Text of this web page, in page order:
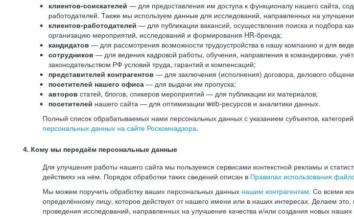
клиентов-соискателей — для предоставления им доступа к функционалу нашего сайта,
работодателей. Также мы используем данные для исследований, направленных на
клиентов-работодателей — для публикации вакансий, осуществления поиска и подбора
организацию мероприятий, исследований и формирования HR-бренда;
кандидатов — для рассмотрения возможности трудоустройства в нашу компанию и для
сотрудников — для ведения кадровой работы, обучения, направления в командировки,
законодательством РФ условий труда, гарантий и компенсаций;
представителей контрагентов — для заключения (исполнения) договора, делового
посетителей нашего офиса — для выдачи им пропуска;
авторов статей, блогов, спикеров мероприятий — для публикации их материалов;
посетителей нашего сайта — для оптимизации web-ресурсов и аналитики данных.
Полный список обрабатываемых нами персональных данных с указанием субъектов,
персональных данных на сайте Роскомнадзора.
4. Кому мы передаём персональные данные
Для улучшения работы нашего сайта мы пользуемся сервисами контекстной рекламы и
действиях на нём. Порядок обработки таких сведений описан в Правилах использования
Мы можем поручить обработку ваших персональных данных нашим контрагентам. Со всеми
определённому лицу, которое действует от нашего имени или в наших интересах. Делаем
проведения исследований, направленных на улучшение качества и/или создания новых наших